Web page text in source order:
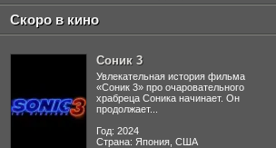
Скоро в кино
Соник 3
Увлекательная история фильма
«Соник 3» про очаровательного
храбреца Соника начинает. Он
продолжает...
Год: 2024
Страна: Япония, США